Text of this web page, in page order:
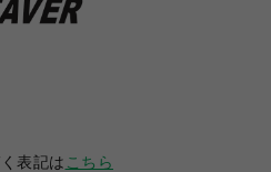
表記は こちら